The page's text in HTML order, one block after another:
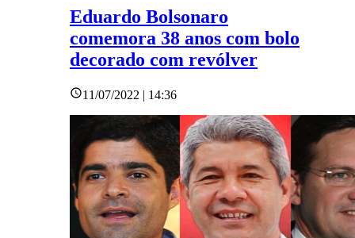
Eduardo Bolsonaro
comemora 38 anos com bolo
decorado com revólver
11/07/2022 | 14:36